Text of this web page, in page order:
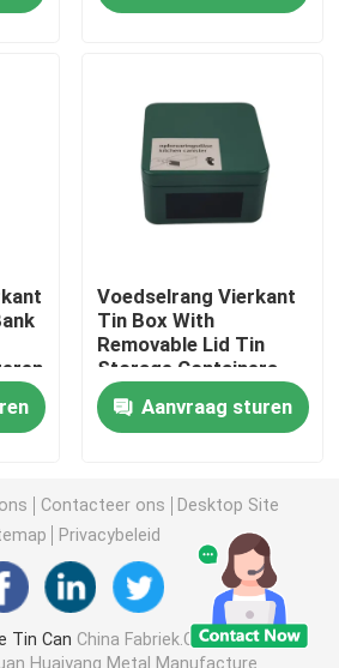
Voedselrang Vierkant
Tin Box With
Removable Lid Tin
Storage Containers
Aanvraag sturen
Contacteer ons
Desktop Site
Privacybeleid
Tin Can China Fabriek.Copyright
Huaiyang Metal Manufacture